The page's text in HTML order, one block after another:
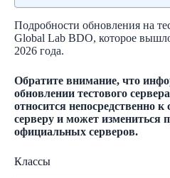
Подробности обновления на
Global Lab BDO, которое
2026 года.
Обратите внимание, что
обновлении тестового
относится непосредственно
серверу и может измениться
официальных серверов.
Классы